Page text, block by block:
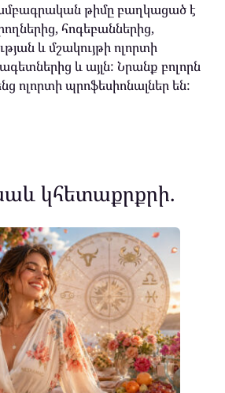
թիմը բաղկացած է
հոգեբաններից,
և մշակույթի ոլորտի
և այլն: Նրանք բոլորն
ոլորտի պրոֆեսիոնալներ են:
կհետաքրքրի.